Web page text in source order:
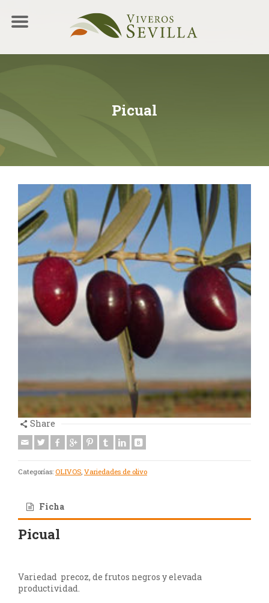
Picual
Share
Categorías: OLIVOS, Variedades de olivo
Ficha
Picual
Variedad precoz, de frutos negros y elevada
productividad.